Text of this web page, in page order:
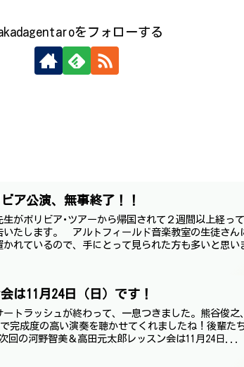
をフォローする
ア公演、無事終了！！
生がボリビア･ツアーから帰国されて２週間以上経っ
いたします。 アルトフィールド音楽教室の生徒さん
かれているので、手にとって見られた方も多いと思い
は11月24日（日）です！
トラッシュが終わって、一息つきました。熊谷俊之
で完成度の高い演奏を聴かせてくれましたね！後輩た
の河野智美＆高田元太郎レッスン会は11月24日...